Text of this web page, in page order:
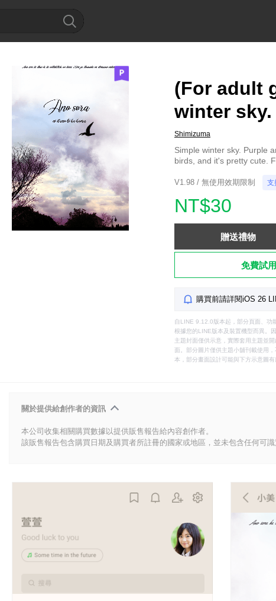
(For adult
winter sky.
Shimizuma
Simple winter sky. Purple
birds, and it's pretty cute.
V1.98 / 無使用效期限制 支
NT$30
贈送禮物
免費試
購買前請詳閱iOS 26
自LINE 9.12.0版本起，部分頁面、功
根據您的LINE版本及裝置機型而異。
主題封面僅供示意，實際套用主題並
面。部分圖片僅供主題小舖刊載使用
本，部分畫面設計可能與下方示意圖有
關於提供給創作者的資訊
本公司收集相關購買數據以提供販售報告給內容創作者。
該販售報告包含購買日期及購買者所註冊的國家或地區，並未包含任何可識